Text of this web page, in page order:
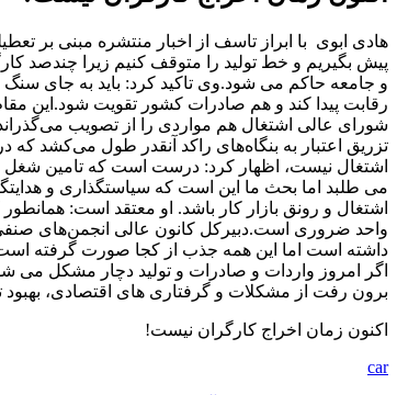
هادی ابوی با ابراز تاسف از اخبار منتشره مبنی بر
پیش بگیریم و خط تولید را متوقف کنیم زیرا چندصد
و جامعه حاکم می شود.وی تاکید کرد: باید به جای سنگ
رقابت پیدا کند و هم صادرات کشور تقویت شود.این
شورای‌ عالی اشتغال هم مواردی را از تصویب
تزریق اعتبار به بنگاه‌های راکد آنقدر طول می‌کشد که
اشتغال نیست، اظهار کرد: درست است که تامین
می طلبد اما بحث ما این است که سیاستگذاری و
اشتغال و رونق بازار کار باشد. او معتقد است:
واحد ضروری است.دبیرکل کانون عالی انجمن‌های
داشته است اما این همه جذب از کجا صورت گرفته است
اگر امروز واردات و صادرات و تولید دچار مشکل می
برون رفت از مشکلات و گرفتاری های اقتصادی،
اکنون زمان اخراج کارگران نیست!
car